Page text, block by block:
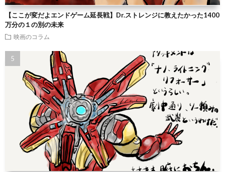
【ここが変だよエンドゲーム延長戦】Dr.ストレンジに教えたかった1400
万分の１の別の未来
映画のコラム